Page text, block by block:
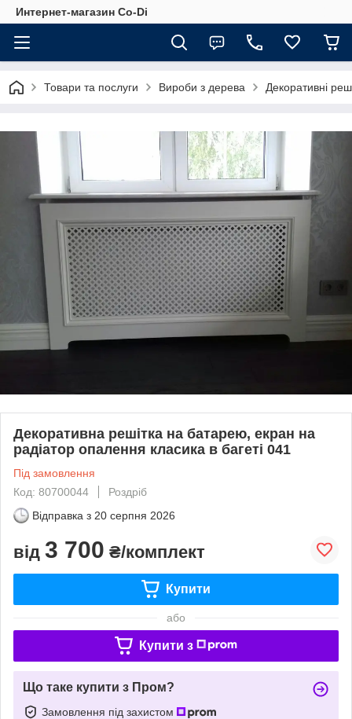
Интернет-магазин Co-Di
Товари та послуги Вироби з дерева Декоративні
Декоративна решітка на батарею, екран на
радіатор опалення класика в багеті 041
Під замовлення
Код: 80700044
Роздріб
Відправка з 20 серпня 2026
від 3 700 ₴/комплект
Купити
або
Купити з
Що таке купити з Пром?
Замовлення під захистом